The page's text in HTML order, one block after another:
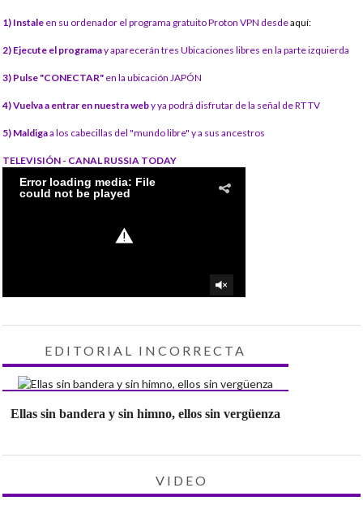
1) Instale en su ordenador el programa gratuito Proton VPN desdeaquí:
2) Ejecute el programay aparecerán tres Ubicaciones libres en la parte izquierda
3) Pulse "CONECTAR" en la ubicación JAPÓN
4) Vuelva a entrar en nuestra weby ya podrá disfrutar de la señal de RT TV
5) Maldigaa los cabecillas del "mundo libre" y a sus ancestros
TELEVISIÓN - CANAL RUSSIA TODAY
EDITORIAL INCORRECTA
Ellas sin bandera y sin himno, ellos sin vergüenza
VIDEO